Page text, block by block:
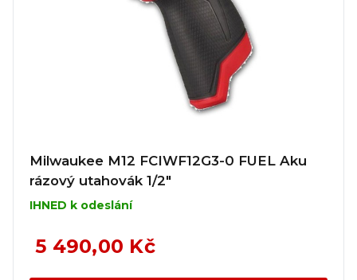
Milwaukee M12 FCIWF12G3-0 FUEL Aku
rázový utahovák 1/2"
IHNED k odeslání
5 490,00 Kč